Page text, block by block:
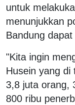
untuk
menunjukkan
Bandung
"Kita ingin
Husein yang
3,8 juta orang,
800 ribu